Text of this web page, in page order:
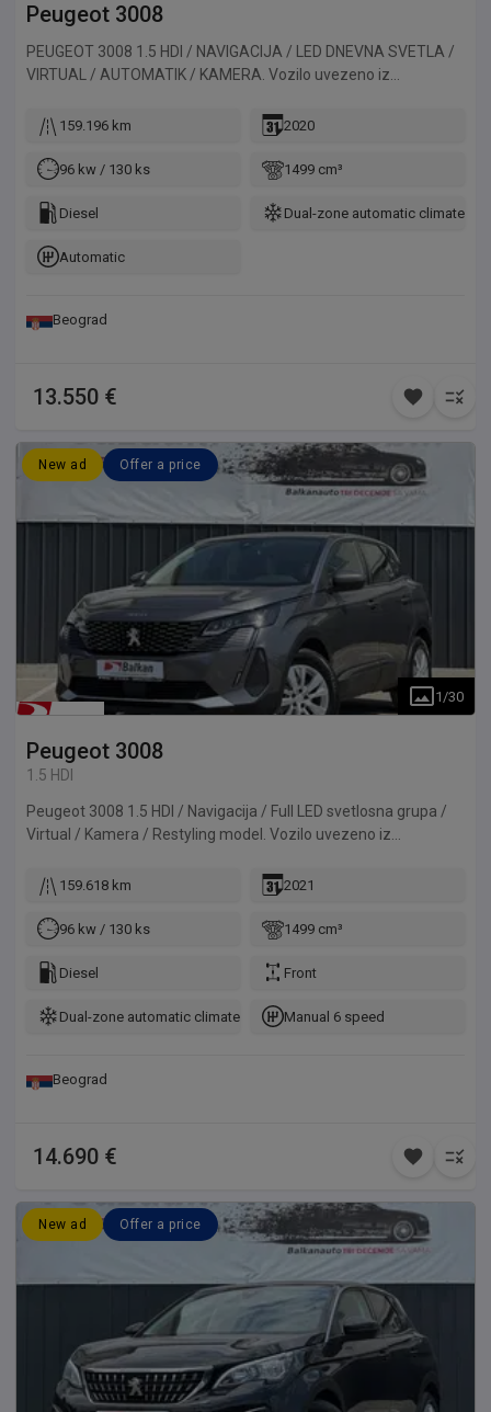
Peugeot 3008
PEUGEOT 3008 1.5 HDI / NAVIGACIJA / LED DNEVNA SVETLA /
VIRTUAL / AUTOMATIK / KAMERA. Vozilo uvezeno iz
159.196 km 2020
96 kw / 130 ks 1499 cm³
Diesel Dual-zone automatic climate
Automatic
Beograd
13.550 €
New ad Offer a price
1 /30
Peugeot 3008
1.5 HDI
Peugeot 3008 1.5 HDI / Navigacija / Full LED svetlosna grupa /
Virtual / Kamera / Restyling model. Vozilo uvezeno iz
159.618 km 2021
96 kw / 130 ks 1499 cm³
Diesel Front
Dual-zone automatic climate controlManual 6 speed
Beograd
14.690 €
New ad Offer a price